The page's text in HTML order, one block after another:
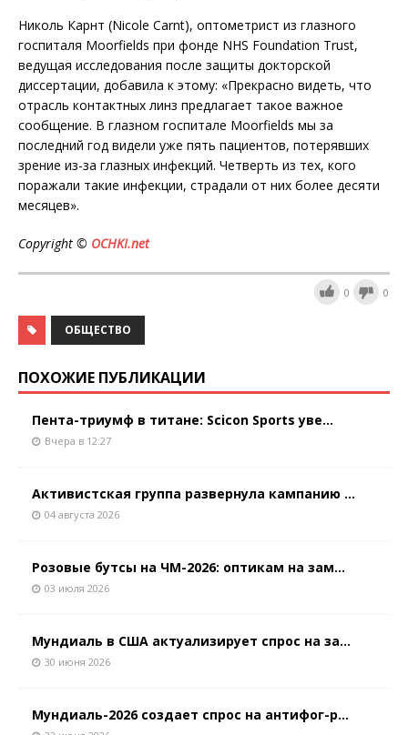
Николь Карнт (Nicole Carnt), оптометрист из глазного
госпиталя Moorfields при фонде NHS Foundation Trust,
ведущая исследования после защиты докторской
диссертации, добавила к этому: «Прекрасно видеть, что
отрасль контактных линз предлагает такое важное
сообщение. В глазном госпитале Moorfields мы за
последний год видели уже пять пациентов, потерявших
зрение из-за глазных инфекций. Четверть из тех, кого
поражали такие инфекции, страдали от них более десяти
месяцев».
Copyright © OCHKI.net
0 0
ОБЩЕСТВО
ПОХОЖИЕ ПУБЛИКАЦИИ
Пента-триумф в титане: Scicon Sports уве...
Вчера в 12:27
Активистская группа развернула кампанию ...
04 августа 2026
Розовые бутсы на ЧМ-2026: оптикам на зам...
03 июля 2026
Мундиаль в США актуализирует спрос на за...
30 июня 2026
Мундиаль-2026 создает спрос на антифог-р...